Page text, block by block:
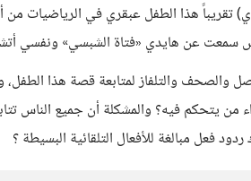
تقريباً هذا الطفل عبقري في الرياضيات
سمعت عن هايدي «فتاة الشبسي» ونفسي
والصحف والتلفاز لمتابعة قصة هذا الطفل،
من يتحكم فيه؟ والمشكلة أن جميع الناس
فعل مبالغة للأفعال التلقائية البسيطة ؟